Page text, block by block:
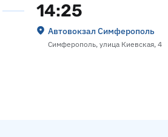
14:25
Автовокзал Симферополь
Симферополь, улица Киевская, 4